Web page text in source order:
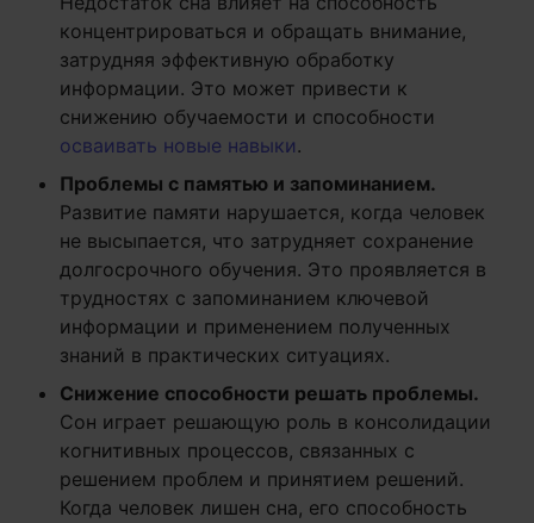
концентрироваться и обращать внимание,
затрудняя эффективную обработку
информации. Это может привести к
снижению обучаемости и способности
осваивать новые навыки.
Проблемы с памятью и запоминанием.
Развитие памяти нарушается, когда человек
не высыпается, что затрудняет сохранение
долгосрочного обучения. Это проявляется в
трудностях с запоминанием ключевой
информации и применением полученных
знаний в практических ситуациях.
Снижение способности решать проблемы.
Сон играет решающую роль в консолидации
когнитивных процессов, связанных с
решением проблем и принятием решений.
Когда человек лишен сна, его способность